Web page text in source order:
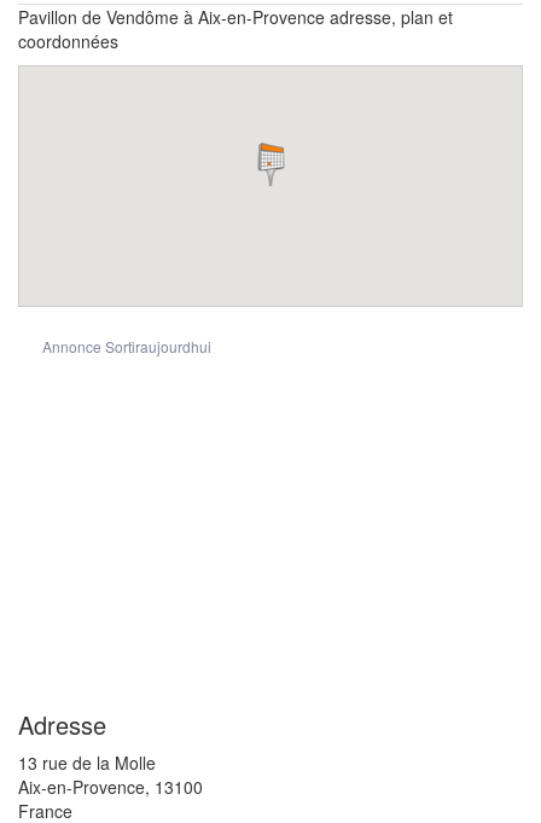
Pavillon de Vendôme à Aix-en-Provence adresse, plan et
coordonnées
Annonce Sortiraujourdhui
Adresse
13 rue de la Molle
Aix-en-Provence, 13100
France